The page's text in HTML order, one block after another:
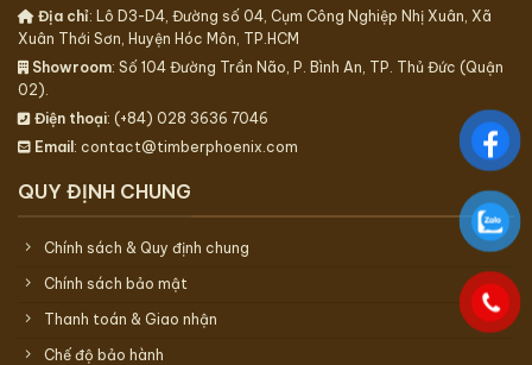
Địa chỉ: Lô D3-D4, Đường số 04, Cụm Công Nghiệp Nhị Xuân, Xã
Xuân Thới Sơn, Huyện Hóc Môn, TP.HCM
Showroom: Số 104 Đường Trần Não, P. Bình An, TP. Thủ Đức (Quận
02).
Điện thoại: (+84) 028 3636 7046
Email : contact@timberphoenix.com
QUY ĐỊNH CHUNG
Chính sách & Quy định chung
Chính sách bảo mật
Thanh toán & Giao nhận
Chế độ bảo hành